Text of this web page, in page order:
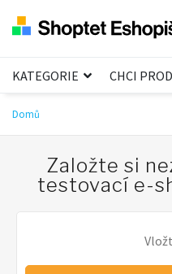
KATEGORIE CHCI
Domů
Založte si
testovací e-